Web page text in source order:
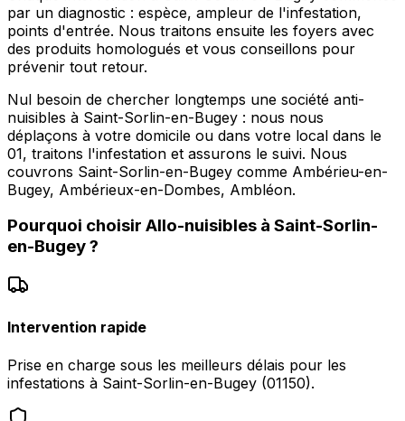
par un diagnostic : espèce, ampleur de l'infestation,
points d'entrée. Nous traitons ensuite les foyers avec
des produits homologués et vous conseillons pour
prévenir tout retour.
Nul besoin de chercher longtemps une société anti-
nuisibles à Saint-Sorlin-en-Bugey : nous nous
déplaçons à votre domicile ou dans votre local dans le
01, traitons l'infestation et assurons le suivi. Nous
couvrons Saint-Sorlin-en-Bugey comme Ambérieu-en-
Bugey, Ambérieux-en-Dombes, Ambléon.
Pourquoi choisir Allo-nuisibles à Saint-Sorlin-
en-Bugey?
Intervention rapide
Prise en charge sous les meilleurs délais pour les
infestations à Saint-Sorlin-en-Bugey (01150).